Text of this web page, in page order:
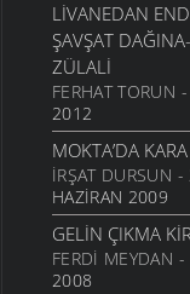
ATASÖZLERI - 16
2007
MAL SAHIBI
ATASÖZLERI- 30
2007
EMANETI
ATASÖZLERI- 30
2007
EMANET AT
ATASÖZLERI- 30
LIVANEDAN
ŞAVŞAT
ZÜLALI
FERHAT TORUN
2012
MOKTA’DA
İRŞAT DURSUN -
HAZIRAN 2009
GELIN ÇIKMA
FERDI MEYDAN -
2008